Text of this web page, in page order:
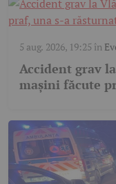
5 aug. 2026, 19:25 în
Accident grav
mașini făcute